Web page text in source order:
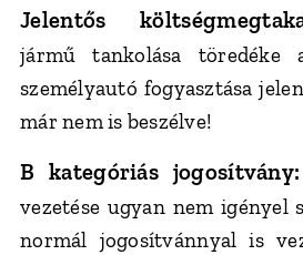
Jelentős
jármű tankolása töredéke
személyautó fogyasztása
már nem is beszélve!
B kategóriás
vezetése ugyan nem igényel
normál jogosítvánnyal is